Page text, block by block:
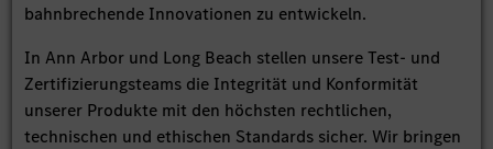
bahnbrechende Innovationen zu entwickeln.
In Ann Arbor und Long Beach stellen unsere Test- und
Zertifizierungsteams die Integrität und Konformität
unserer Produkte mit den höchsten rechtlichen,
technischen und ethischen Standards sicher. Wir bringen